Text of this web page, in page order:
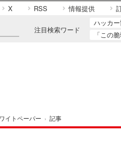
X RSS 情報提供
注目検索ワード
ハッカ
「この
イトペーパー › 記事